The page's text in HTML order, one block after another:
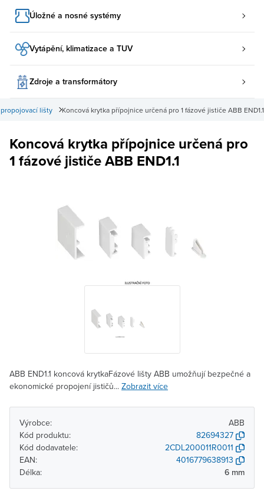
Úložné a nosné systémy
Vytápění, klimatizace a TUV
Zdroje a transformátory
Koncová krytka přípojnice určená pro 1 fázové jističe ABB END1.1
lišty
Koncová krytka přípojnice určená pro
1 fázové jističe ABB END1.1
ABB END1.1 koncová krytkaFázové lišty ABB umožňují bezpečné a
ekonomické propojení jističů... Zobrazit více
Výrobce:
ABB
Kód produktu:
82694327
Kód dodavatele:
2CDL200011R0011
EAN:
4016779638913
Délka:
6 mm